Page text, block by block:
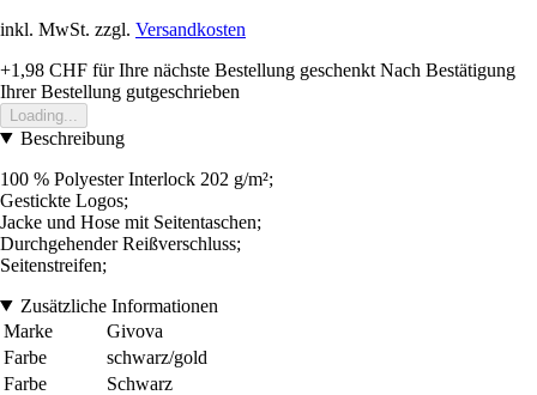
inkl. MwSt. zzgl. Versandkosten
+1,98 CHF für Ihre nächste Bestellung geschenkt Nach Bestätigung
Ihrer Bestellung gutgeschrieben
Loading...
Beschreibung
100 % Polyester Interlock 202 g/m²;
Gestickte Logos;
Jacke und Hose mit Seitentaschen;
Durchgehender Reißverschluss;
Seitenstreifen;
Zusätzliche Informationen
Marke
Givova
Farbe
schwarz/gold
Farbe
Schwarz